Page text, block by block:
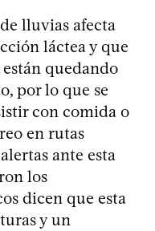
lluvias afecta
láctea y que
quedando
por lo que se
con comida o
en rutas
ante esta
los
dicen que esta
y un